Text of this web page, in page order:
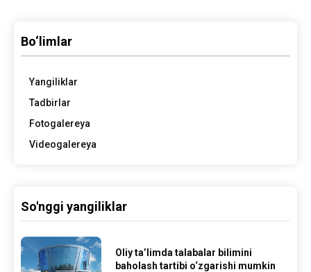
Bo‘limlar
Yangiliklar
Tadbirlar
Fotogalereya
Videogalereya
So'nggi yangiliklar
Oliy ta’limda talabalar bilimini
baholash tartibi o‘zgarishi mumkin